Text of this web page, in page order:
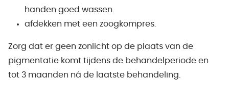
handen goed wassen.
afdekken met een zoogkompres.
Zorg dat er geen zonlicht op de plaats van de
pigmentatie komt tijdens de behandelperiode en
tot 3 maanden ná de laatste behandeling.